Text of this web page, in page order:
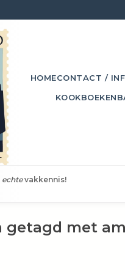
HOMECONTACT /
KOOKBOEKEN
echtevakkennis!
getagd met